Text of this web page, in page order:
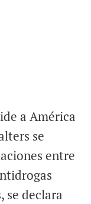
a América
se
entre
se declara